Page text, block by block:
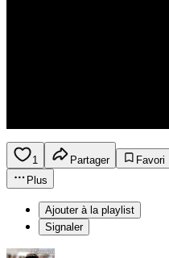
1 Partager
Favori
Plus
Ajouter à la playlist
Signaler